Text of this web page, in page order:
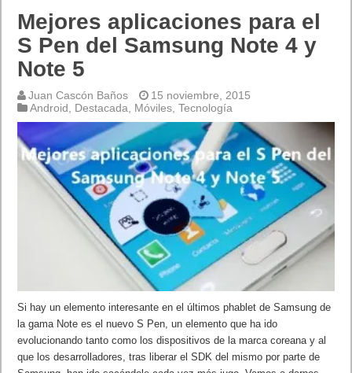
Mejores aplicaciones para el
S Pen del Samsung Note 4 y
Note 5
Juan Cascón Baños
15 noviembre, 2015
Android
Destacada Móviles ,Tecnología
Si hay un elemento interesante en el últimos phablet de Samsung de
la gama Note es el nuevo S Pen, un elemento que ha ido
evolucionando tanto como los dispositivos de la marca coreana y al
que los desarrolladores, tras liberar el SDK del mismo por parte de